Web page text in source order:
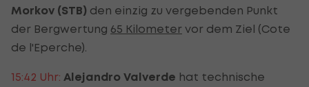
Morkov (STB) den einzig zu vergebenden Punkt
der Bergwertung 65 Kilometer vor dem Ziel (Cote
de l'Eperche).
15:42 Uhr: Alejandro Valverde hat technische